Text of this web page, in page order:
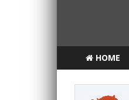
HOME